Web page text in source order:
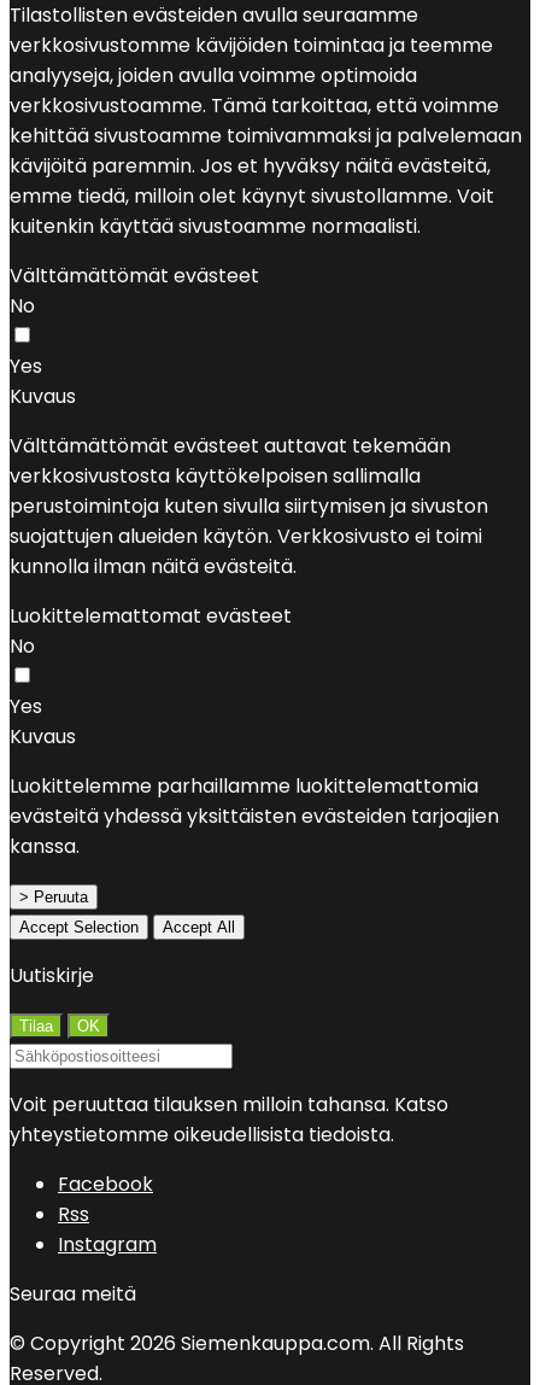
Tilastollisten evästeiden avulla seuraamme
verkkosivustomme kävijöiden toimintaa ja teemme
analyyseja, joiden avulla voimme optimoida
verkkosivustoamme. Tämä tarkoittaa, että voimme
kehittää sivustoamme toimivammaksi ja palvelemaan
kävijöitä paremmin. Jos et hyväksy näitä evästeitä,
emme tiedä, milloin olet käynyt sivustollamme. Voit
kuitenkin käyttää sivustoamme normaalisti.
Välttämättömät evästeet
No
Yes
Kuvaus
Välttämättömät evästeet auttavat tekemään
verkkosivustosta käyttökelpoisen sallimalla
perustoimintoja kuten sivulla siirtymisen ja sivuston
suojattujen alueiden käytön. Verkkosivusto ei toimi
kunnolla ilman näitä evästeitä.
Luokittelemattomat evästeet
No
Yes
Kuvaus
Luokittelemme parhaillamme luokittelemattomia
evästeitä yhdessä yksittäisten evästeiden tarjoajien
kanssa.
> Peruuta
Accept Selection
Accept All
Uutiskirje
Voit peruuttaa tilauksen milloin tahansa. Katso
yhteystietomme oikeudellisista tiedoista.
Facebook
Rss
Instagram
Seuraa meitä
© Copyright 2026 Siemenkauppa.com. All Rights
Reserved.